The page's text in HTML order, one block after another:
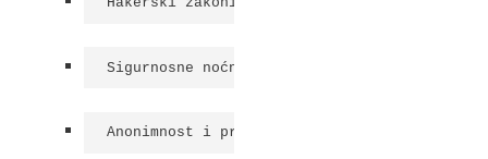
Sigurnosne noćne more
Anonimnost i privatnost na internetu